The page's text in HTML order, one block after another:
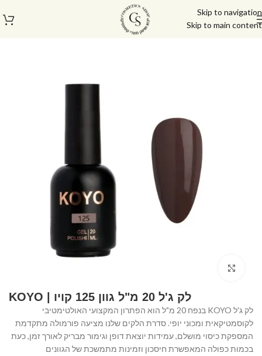
Skip to navigation
Skip to main content
לק ג'ל 20 מ"ל גוון 125 קויו | KOYO
לק ג'ל KOYO בנפח 20 מ"ל הוא הפתרון המקצועי האולטימטיבי
לקוסמטיקאית ומכוני יופי. סדרת הלקים שלנו מציעה פורמולה מתקדמת
המספקת כיסוי מושלם, עמידות יוצאת דופן וגימור מבריק לאורך זמן, כעת
בכמות כפולה המאפשרת חיסכון וזמינות מתמשכת של הגוונים